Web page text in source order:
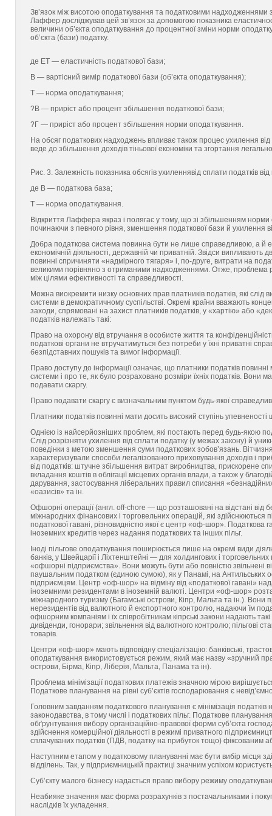
Зв’язок між висотою оподаткування та податковими надходженнями
Лаффер досліджував цей зв’язок за допомогою показника
величини об’єкта оподаткування до процентної зміни норми
об’єкта (бази) податку.
де ЕТ — еластичність податкової бази;
В — вартісний вимір податкової бази (об’єкта оподаткування);
Т — норма оподаткування;
?В — приріст або процент збільшення податкової бази;
?Г — приріст або процент збільшення норми оподаткування.
На обсяг податкових надходжень впливає також процес ухилення
веде до збільшення доходів тіньової економіки та згортання
Рис. 3. Залежність показника обсягів ухиленнявід сплати податків
де В — податкова база;
Т — норма оподаткування.
Відкриття Лаффера якраз і полягає у тому, що зі збільшенням
починаючи з певного рівня, зменшення податкової бази й ухилення
Добра податкова система повинна бути не лише справедливою, а й
економічній діяльності, державній чи приватній. Звідси
повинні спричиняти «надмірного тягаря» і, по-друге, витрати на
великими порівняно з отриманими надходженнями. Отже, проблема
між цілями ефективності та справедливості.
Можна виокремити низку основних прав платників податків, які слід
системи в демократичному суспільстві. Окремі країни вважають
заходи, спрямовані на захист платників податків, у «хартію» або
податків належать такі:
Право на охорону від втручання в особисте життя та
податкові органи не втручатимуться без потреби у їхні приватні
безпідставних пошуків та вимог інформації.
Право доступу до інформації означає, що платники податків
системи і про те, як було розраховано розміри їхніх податків.
подавати скаргу.
Право подавати скаргу є визначальним пунктом будь-якої
Платники податків повинні мати досить високий ступінь упевненості
Однією із найсерйозніших проблем, які постають перед будь-якою
Слід розрізняти ухилення від сплати податку (у межах закону) й
поведінки з метою зменшення суми податкових зобов’язань.
характеризували способи легалізованого приховування доходів і
від податків: штучне збільшення витрат виробництва, прискорене
вкладання коштів в облігації місцевих органів влади, а також у
дарування, застосування ліберальних правил списання
«оазисів» та ін.
Офшорні операції (англ. off-chore — що розташовані на відстані від
міжнародних фінансових і торговельних операцій, які
податкової гавані, різновидністю якої є центр «оф-шор».
іноземних кредитів через надання податкових та інших пільг.
Іноді пільгове оподаткування поширюється лише на окремі види
банків, у Швейцарії і Ліхтенштейні — для холдингових і
«офшорні підприємства». Вони можуть бути або повністю звільнені
паушальним податком (єдиною сумою), як у Панамі, на Антильських
підприємцям. Центр «оф-шор» на відміну від «податкової гавані»
іноземними резидентами в іноземній валюті. Центри «оф-шор»
міжнародного туризму (Багамські острови, Кіпр, Мальта та ін.). Вони
нерезидентів від валютного й експортного контролю, надаючи їм
офшорним компаніям і їх співробітникам кіпрські закони надають
дивіденди, гонорари; звільнення від валютного контролю; пільгові
товарів.
Центри «оф-шор» мають відповідну спеціалізацію: банківські,
оподаткування використовується режим, який має назву «зручний
острови, Бірма, Кіпр, Ліберія, Мальта, Панама та ін).
Проблема мінімізації податкових платежів значною мірою
Податкове планування на рівні суб’єктів господарювання є
Головним завданням податкового планування є мінімізація
законодавства, в тому числі і податкових пільг. Податкове
обґрунтування вибору організаційно-право­вої форми суб’єкта
здійснення комерційної діяльності в режимі приватного
сплачуваних податків (ПДВ, податку на прибуток тощо) фіксованим
Наступним етапом у податковому плануванні має бути вибір місця
відділень. Так, у підприємницькій практиці значним успіхом
Суб’єкту малого бізнесу надається право вибору режиму
Неабияке значення має форма розрахунків з постачальниками і
наслідків їх укладення.